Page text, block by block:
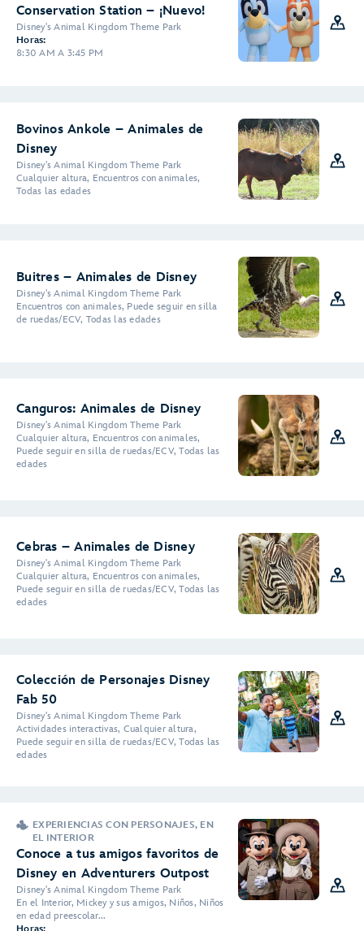
Conservation Station – ¡Nuevo!
Disney's Animal Kingdom Theme Park
Horas:
8:30 AM A 3:45 PM
Bovinos Ankole – Animales de
Disney
Disney's Animal Kingdom Theme Park
Cualquier altura, Encuentros con animales,
Todas las edades
Buitres – Animales de Disney
Disney's Animal Kingdom Theme Park
Encuentros con animales, Puede seguir en silla
de ruedas/ECV, Todas las edades
Canguros: Animales de Disney
Disney's Animal Kingdom Theme Park
Cualquier altura, Encuentros con animales,
Puede seguir en silla de ruedas/ECV, Todas las
edades
Cebras – Animales de Disney
Disney's Animal Kingdom Theme Park
Cualquier altura, Encuentros con animales,
Puede seguir en silla de ruedas/ECV, Todas las
edades
Colección de Personajes Disney
Fab 50
Disney's Animal Kingdom Theme Park
Actividades interactivas, Cualquier altura,
Puede seguir en silla de ruedas/ECV, Todas las
edades
EXPERIENCIAS CON PERSONAJES, EN
EL INTERIOR
Conoce a tus amigos favoritos de
Disney en Adventurers Outpost
Disney's Animal Kingdom Theme Park
En el Interior, Mickey y sus amigos, Niños, Niños
en edad preescolar...